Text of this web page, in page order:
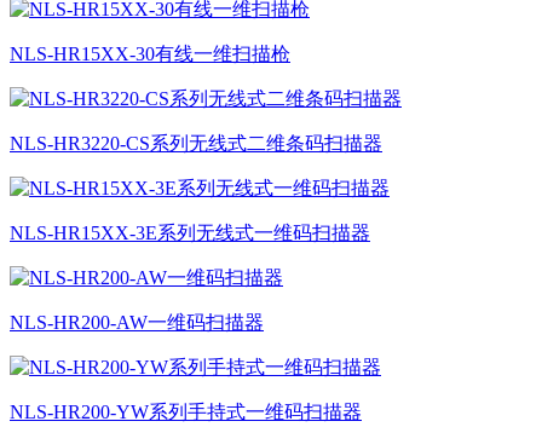
NLS-HR15XX-30有线一维扫描枪
NLS-HR3220-CS系列无线式二维条码扫描器
NLS-HR15XX-3E系列无线式一维码扫描器
NLS-HR200-AW一维码扫描器
NLS-HR200-YW系列手持式一维码扫描器